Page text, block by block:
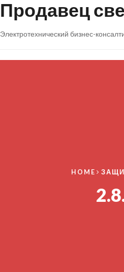
Продавец
Электротехнический бизнес-
HOME